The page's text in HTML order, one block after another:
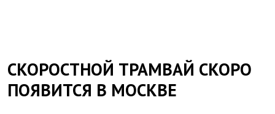
СКОРОСТНОЙ ТРАМВАЙ СКОРО
ПОЯВИТСЯ В МОСКВЕ